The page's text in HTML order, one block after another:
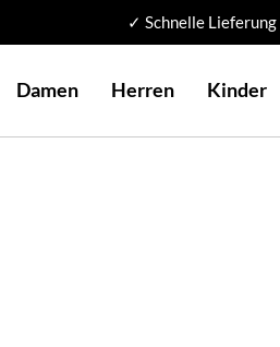
✓ Schnelle Lieferung
Damen Herren Kinder